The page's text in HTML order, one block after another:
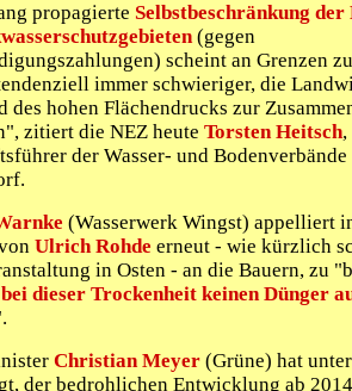
propagierte Selbstbeschränkung
(gegen
scheint an Grenzen
immer schwieriger, die
des hohen Flächendrucks zur
zitiert die NEZ heute Torsten Heitsch,
der Wasser- und
(Wasserwerk Wingst) appelliert
Ulrich Rohde erneut - wie kürzlich
in Osten - an die Bauern, zu
bei dieser Trockenheit keinen Dünger
Christian Meyer (Grüne) hat
der bedrohlichen Entwicklung ab